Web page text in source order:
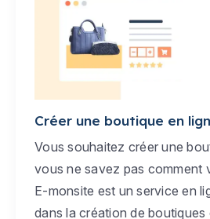
Créer une boutique en
Vous souhaitez créer une
vous ne savez pas comment
E-monsite est un service en
dans la création de boutiques